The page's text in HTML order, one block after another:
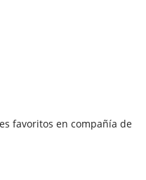
favoritos en compañía de